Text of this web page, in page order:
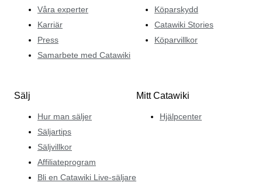
Våra experter
Karriär
Press
Samarbete med Catawiki
Köparskydd
Catawiki Stories
Köparvillkor
Sälj
Hur man säljer
Säljartips
Säljvillkor
Affiliateprogram
Bli en Catawiki Live-säljare
Mitt Catawiki
Hjälpcenter